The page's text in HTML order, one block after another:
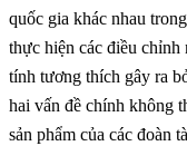
quốc gia khác nhau
thực hiện các điều chỉnh
tính tương thích gây ra
hai vấn đề chính không
sản phẩm của các đoàn